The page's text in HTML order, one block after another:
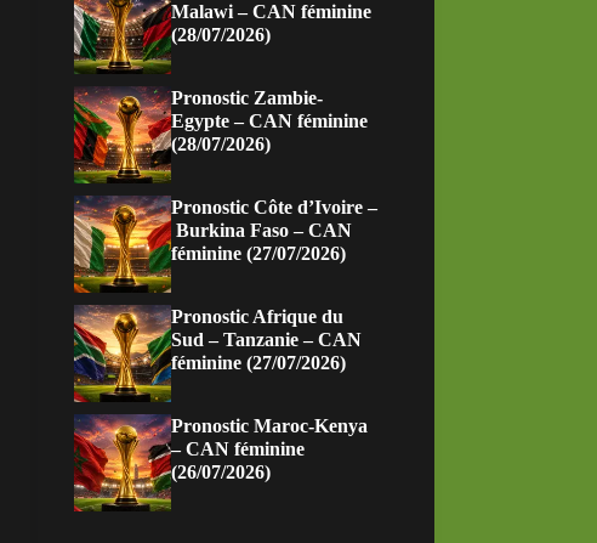
Malawi – CAN féminine
(28/07/2026)
Pronostic Zambie-
Egypte – CAN féminine
(28/07/2026)
Pronostic Côte d’Ivoire –
Burkina Faso – CAN
féminine (27/07/2026)
Pronostic Afrique du
Sud – Tanzanie – CAN
féminine (27/07/2026)
Pronostic Maroc-Kenya
– CAN féminine
(26/07/2026)